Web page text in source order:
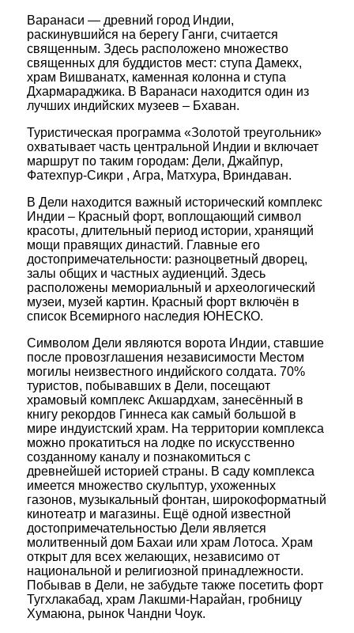
Варанаси — древний город Индии,
раскинувшийся на берегу Ганги, считается
священным. Здесь расположено множество
священных для буддистов мест: ступа Дамeкx,
храм Вишванатх, каменная колонна и ступа
Дхармараджика. В Варанаси находится один из
лучших индийских музеев – Бхаван.
Туристическая программа «Золотой треугольник»
охватывает часть центральной Индии и включает
маршрут по таким городам: Дели, Джайпур,
Фатехпур-Сикри , Агра, Матхура, Вриндаван.
В Дели находится важный исторический комплекс
Индии – Красный форт, воплощающий символ
красоты, длительный период истории, хранящий
мощи правящих династий. Главные его
достопримечательности: разноцветный дворец,
залы общих и частных аудиенций. Здесь
расположены мемориальный и археологический
музеи, музей картин. Красный форт включён в
список Всемирного наследия ЮНЕСКО.
Символом Дели являются ворота Индии, ставшие
после провозглашения независимости Местом
могилы неизвестного индийского солдата. 70%
туристов, побывавших в Дели, посещают
храмовый комплекс Акшардхам, занесённый в
книгу рекордов Гиннеса как самый большой в
мире индуистский храм. На территории комплекса
можно прокатиться на лодке по искусственно
созданному каналу и познакомиться с
древнейшей историей страны. В саду комплекса
имеется множество скульптур, ухоженных
газонов, музыкальный фонтан, широкоформатный
кинотеатр и магазины. Ещё одной известной
достопримечательностью Дели является
молитвенный дом Бахаи или храм Лотоса. Храм
открыт для всех желающих, независимо от
национальной и религиозной принадлежности.
Побывав в Дели, не забудьте также посетить форт
Тугхлакабад, храм Лакшми-Нарайан, гробницу
Хумаюна, рынок Чандни Чоук.